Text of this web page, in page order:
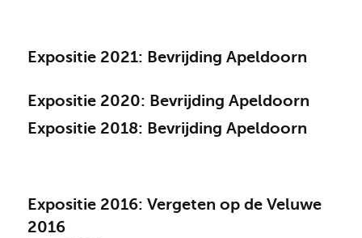
Expositie 2021: Bevrijding Apeldoorn
Expositie 2020: Bevrijding Apeldoorn
Expositie 2018: Bevrijding Apeldoorn
Expositie 2016: Vergeten op de Veluwe
2016